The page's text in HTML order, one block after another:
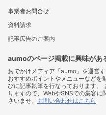
事業者お問合せ
資料請求
記事広告のご案内
aumoのページ掲載に興味があ
おでかけメディア「aumo」を運営
おすすめポイントやメニューなどを
びに記事執筆を行なっております。
りますので、WebやSNSでの集客
さいませ。 お問い合わせはこちら